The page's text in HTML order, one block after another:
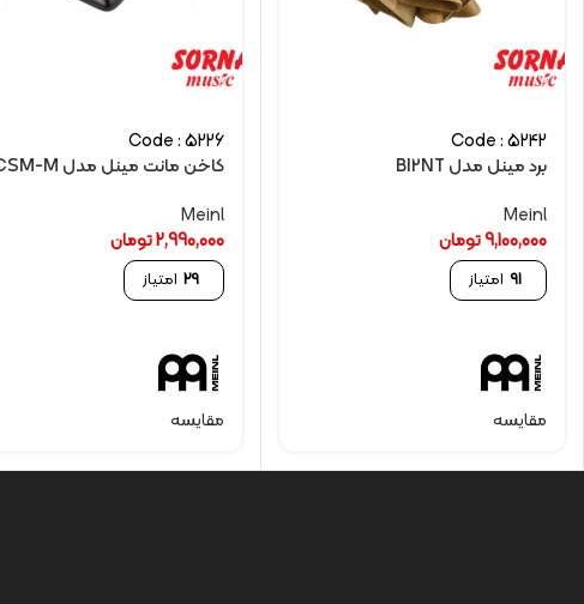
Code : 5242
برد مینل مدل BI2NT
Meinl
9,100,000تومان
91 امتیاز
مقایسه
Code : 5226
کاخن مانت مینل مدل CSM-M
Meinl
2,990,000تومان
29 امتیاز
مقایسه